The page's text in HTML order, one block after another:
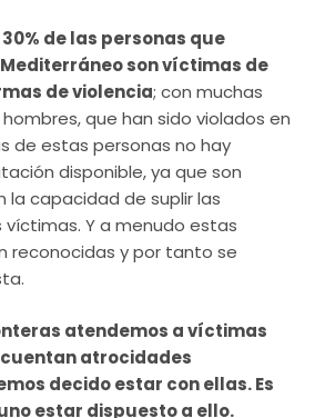
de las personas que
son víctimas de
de violencia; con muchas
que han sido violados en
de estas personas no hay
disponible, ya que son
la capacidad de suplir las
Y a menudo estas
reconocidas y por tanto se
atendemos a víctimas
atrocidades
decido estar con ellas. Es
estar dispuesto a ello.